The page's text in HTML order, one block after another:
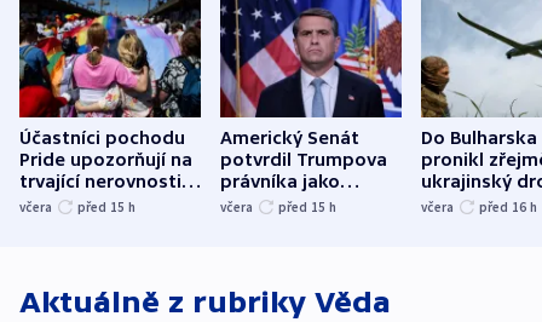
Účastníci pochodu
Pride upozorňují na
trvající nerovnosti i
společenskou
včera před 15 h
Americký Senát
potvrdil Trumpova
právníka jako
ministra
včera před 15 h
Do Bulharska
pronikl
ukrajinský
explodoval
včera před 16 h
Aktuálně z rubriky Věda